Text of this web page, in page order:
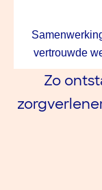
vertrouwde
Zo